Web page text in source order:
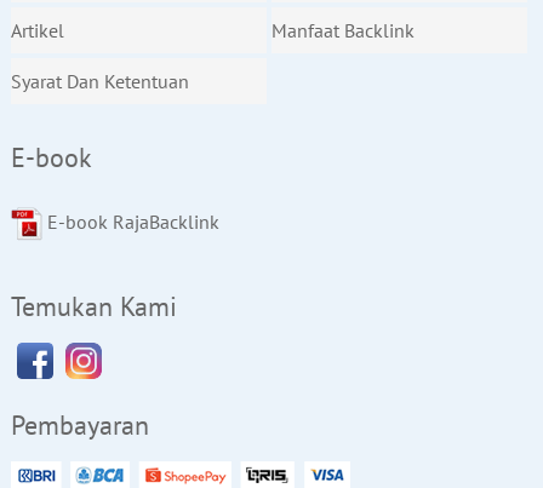
Artikel Manfaat Backlink
Syarat Dan Ketentuan
E-book
E-book RajaBacklink
Temukan Kami
Pembayaran